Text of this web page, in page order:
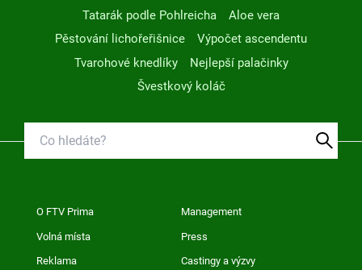
Tatarák podle Pohlreicha
Aloe vera
Pěstování lichořeřišnice
Výpočet ascendentu
Tvarohové knedlíky
Nejlepší palačinky
Švestkový koláč
O FTV Prima Management
Volná místa Press
Reklama Castingy a výzvy